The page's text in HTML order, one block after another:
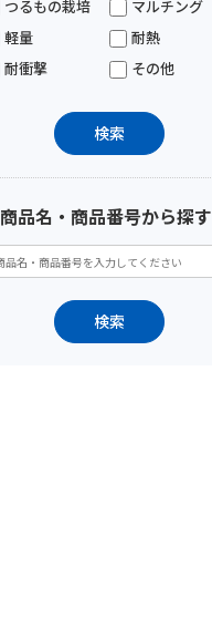
つるもの栽培
マルチング
軽量
耐熱
耐衝撃
その他
商品名・商品番号から探す